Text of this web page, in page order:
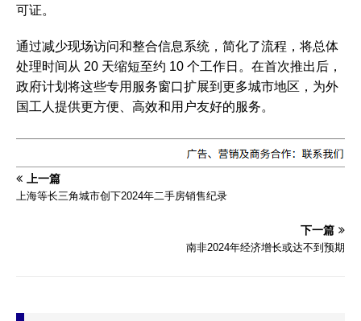
可证。
通过减少现场访问和整合信息系统，简化了流程，将总体
处理时间从 20 天缩短至约 10 个工作日。在首次推出后，
政府计划将这些专用服务窗口扩展到更多城市地区，为外
国工人提供更方便、高效和用户友好的服务。
上一篇
上海等长三角城市创下2024年二手房销售纪录
下一篇
南非2024年经济增长或达不到预期